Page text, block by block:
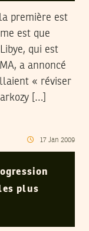
la première est
est que
qui est
a annoncé
« réviser
[…]
17 Jan 2009
plus